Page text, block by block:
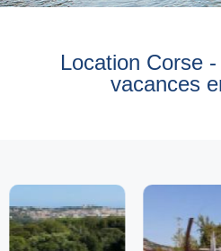
Location Corse
vacances